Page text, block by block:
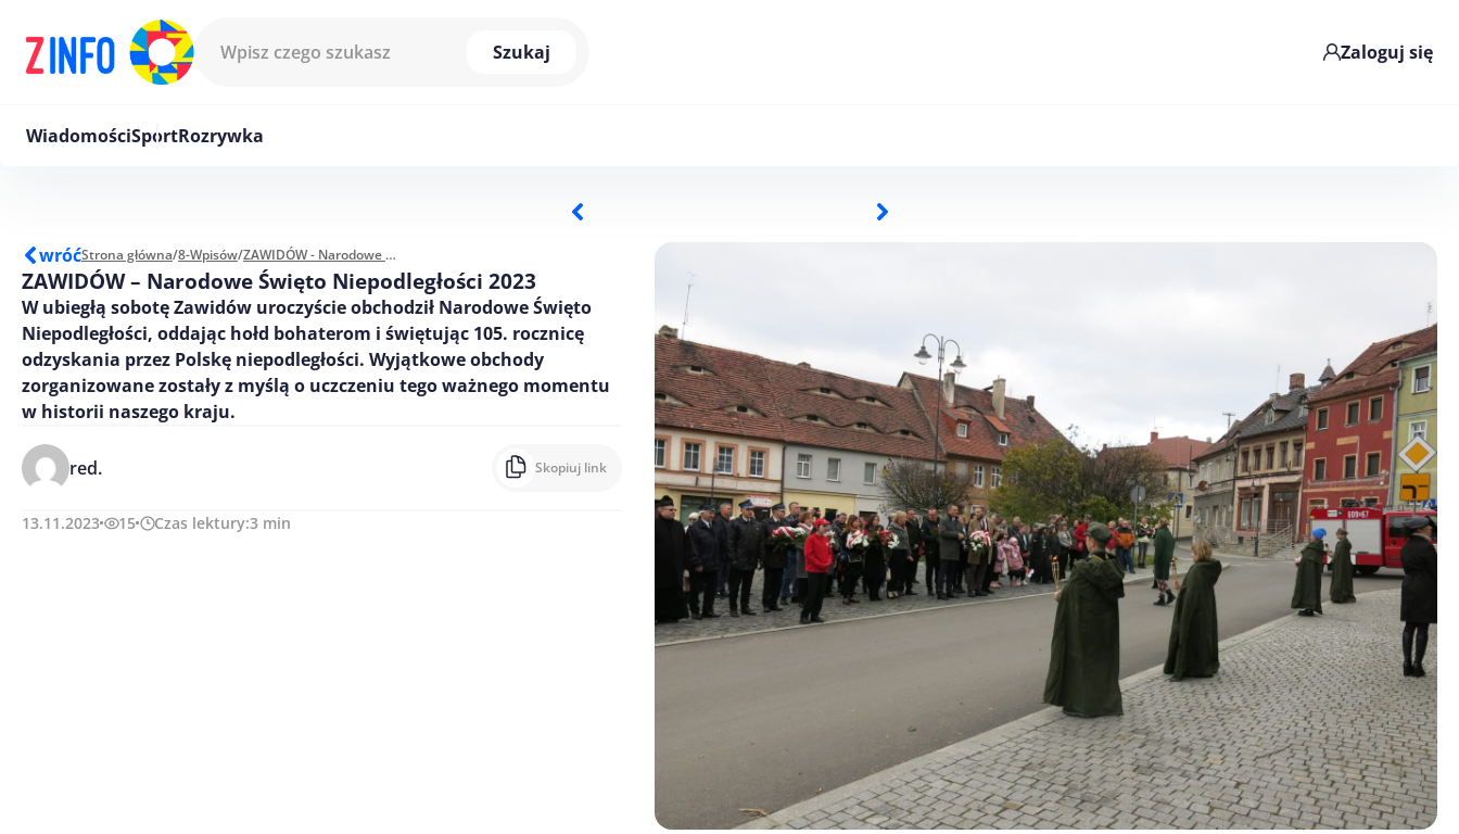
Szukaj
Zaloguj się
WiadomościSportRozrywka
wróćStrona główna/8-Wpisów/ ZAWIDÓW - Narodowe Święto Niepodległości 2023
ZAWIDÓW – Narodowe Święto Niepodległości 2023
W ubiegłą sobotę Zawidów uroczyście obchodził Narodowe Święto
Niepodległości, oddając hołd bohaterom i świętując 105. rocznicę
odzyskania przez Polskę niepodległości. Wyjątkowe obchody
zorganizowane zostały z myślą o uczczeniu tego ważnego momentu
w historii naszego kraju.
red. Skopiuj link
13.11.2023 15 Czas lektury:3 min